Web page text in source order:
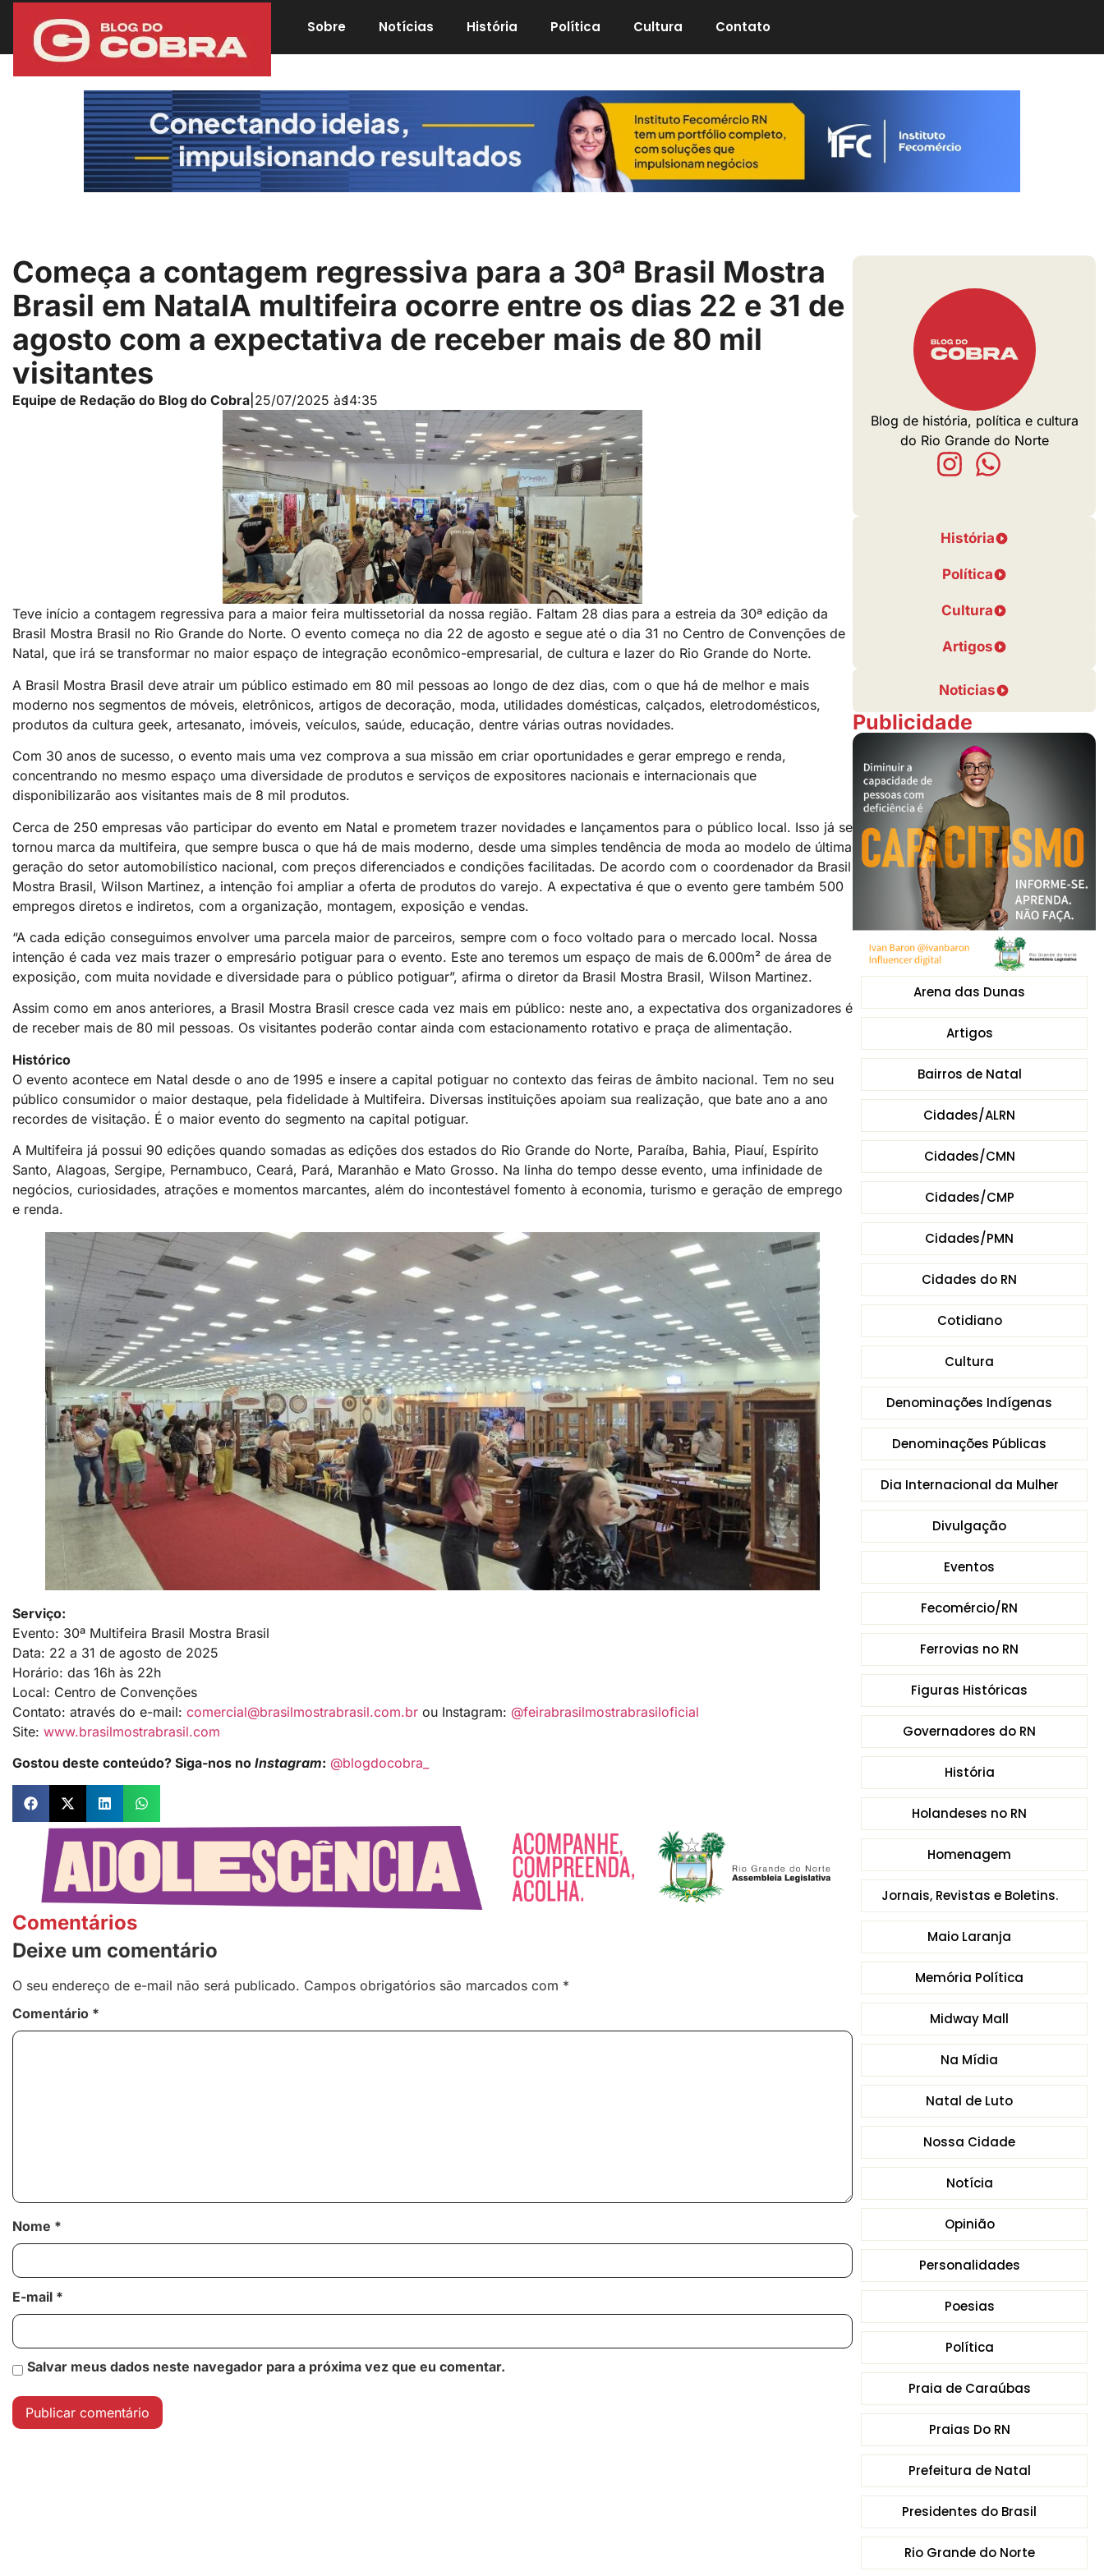
Sobre Notícias História Política Cultura Contato
Blog de história, política e cultura
do Rio Grande do Norte
História
Política
Cultura
Artigos
Noticias
Publicidade
Arena das Dunas
Artigos
Bairros de Natal
Cidades/ALRN
Cidades/CMN
Cidades/CMP
Cidades/PMN
Cidades do RN
Cotidiano
Cultura
Denominações Indígenas
Denominações Públicas
Dia Internacional da Mulher
Divulgação
Eventos
Fecomércio/RN
Ferrovias no RN
Figuras Históricas
Governadores do RN
História
Holandeses no RN
Homenagem
Jornais, Revistas e Boletins.
Maio Laranja
Memória Política
Midway Mall
Na Mídia
Natal de Luto
Nossa Cidade
Notícia
Opinião
Personalidades
Poesias
Política
Praia de Caraúbas
Praias Do RN
Prefeitura de Natal
Presidentes do Brasil
Rio Grande do Norte
Começa a contagem regressiva para a 30ª Brasil Mostra
Brasil em NatalA multifeira ocorre entre os dias 22 e 31 de
agosto com a expectativa de receber mais de 80 mil
visitantes
Equipe de Redação do Blog do Cobra 25/07/2025 às14:35
Teve início a contagem regressiva para a maior feira multissetorial da nossa região. Faltam 28 dias para a estreia da 30ª edição da
Brasil Mostra Brasil no Rio Grande do Norte. O evento começa no dia 22 de agosto e segue até o dia 31 no Centro de Convenções de
Natal, que irá se transformar no maior espaço de integração econômico-empresarial, de cultura e lazer do Rio Grande do Norte.
A Brasil Mostra Brasil deve atrair um público estimado em 80 mil pessoas ao longo de dez dias, com o que há de melhor e mais
moderno nos segmentos de móveis, eletrônicos, artigos de decoração, moda, utilidades domésticas, calçados, eletrodomésticos,
produtos da cultura geek, artesanato, imóveis, veículos, saúde, educação, dentre várias outras novidades.
Com 30 anos de sucesso, o evento mais uma vez comprova a sua missão em criar oportunidades e gerar emprego e renda,
concentrando no mesmo espaço uma diversidade de produtos e serviços de expositores nacionais e internacionais que
disponibilizarão aos visitantes mais de 8 mil produtos.
Cerca de 250 empresas vão participar do evento em Natal e prometem trazer novidades e lançamentos para o público local. Isso já se
tornou marca da multifeira, que sempre busca o que há de mais moderno, desde uma simples tendência de moda ao modelo de última
geração do setor automobilístico nacional, com preços diferenciados e condições facilitadas. De acordo com o coordenador da Brasil
Mostra Brasil, Wilson Martinez, a intenção foi ampliar a oferta de produtos do varejo. A expectativa é que o evento gere também 500
empregos diretos e indiretos, com a organização, montagem, exposição e vendas.
“A cada edição conseguimos envolver uma parcela maior de parceiros, sempre com o foco voltado para o mercado local. Nossa
intenção é cada vez mais trazer o empresário potiguar para o evento. Este ano teremos um espaço de mais de 6.000m² de área de
exposição, com muita novidade e diversidade para o público potiguar”, afirma o diretor da Brasil Mostra Brasil, Wilson Martinez.
Assim como em anos anteriores, a Brasil Mostra Brasil cresce cada vez mais em público: neste ano, a expectativa dos organizadores é
de receber mais de 80 mil pessoas. Os visitantes poderão contar ainda com estacionamento rotativo e praça de alimentação.
Histórico
O evento acontece em Natal desde o ano de 1995 e insere a capital potiguar no contexto das feiras de âmbito nacional. Tem no seu
público consumidor o maior destaque, pela fidelidade à Multifeira. Diversas instituições apoiam sua realização, que bate ano a ano
recordes de visitação. É o maior evento do segmento na capital potiguar.
A Multifeira já possui 90 edições quando somadas as edições dos estados do Rio Grande do Norte, Paraíba, Bahia, Piauí, Espírito
Santo, Alagoas, Sergipe, Pernambuco, Ceará, Pará, Maranhão e Mato Grosso. Na linha do tempo desse evento, uma infinidade de
negócios, curiosidades, atrações e momentos marcantes, além do incontestável fomento à economia, turismo e geração de emprego
e renda.
Serviço:
Evento: 30ª Multifeira Brasil Mostra Brasil
Data: 22 a 31 de agosto de 2025
Horário: das 16h às 22h
Local: Centro de Convenções
Contato: através do e-mail: comercial@brasilmostrabrasil.com.br ou Instagram: @feirabrasilmostrabrasiloficial
Site: www.brasilmostrabrasil.com
Gostou deste conteúdo? Siga-nos no Instagram: @blogdocobra_
Comentários
Deixe um comentário
O seu endereço de e-mail não será publicado. Campos obrigatórios são marcados com *
Comentário *
Nome *
E-mail *
Salvar meus dados neste navegador para a próxima vez que eu comentar.